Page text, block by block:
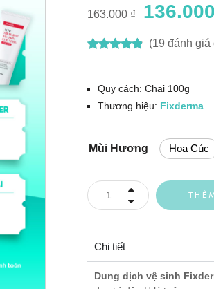
163.000₫ 136.000
(19 đánh giá
Quy cách: Chai 100g
Thương hiệu: Fixderma
Mùi Hương Hoa Cúc
Chi tiết
Dung dịch vệ sinh